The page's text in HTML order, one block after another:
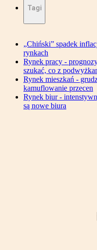
Tagi
„Chiński” spadek
rynkach
Rynek pracy -
szukać, co z
Rynek mieszkań -
kamuflowanie przecen
Rynek biur -
są nowe biura